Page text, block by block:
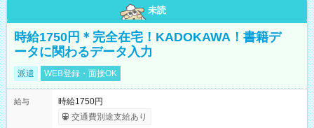
未読
時給1750円＊完全在宅！KADOKAWA！書籍デ
ータに関わるデータ入力
派遣 WEB登録・面接OK
給与
時給1750円
交通費別途支給あり